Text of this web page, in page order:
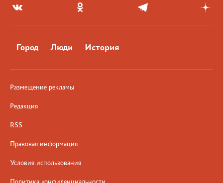
Город Люди История
Размещение рекламы
Редакция
RSS
Правовая информация
Условия использования